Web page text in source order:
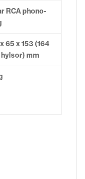
RCA phono-
65 x 153 (164
mm